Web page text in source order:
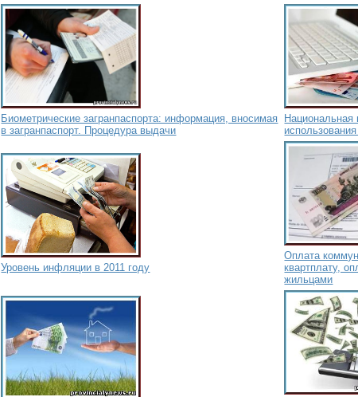
Биометрические загранпаспорта: информация, вносимая
в загранпаспорт. Процедура выдачи
Национальная
Уровень инфляции в 2011 году
Оплата
квартплату,
жильцами